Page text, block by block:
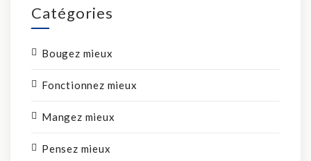
Catégories
Bougez mieux
Fonctionnez mieux
Mangez mieux
Pensez mieux